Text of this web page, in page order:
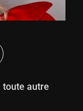
toute autre